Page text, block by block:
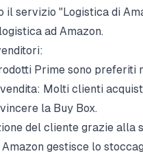
il servizio "Logistica di
ad Amazon.
Prime sono preferiti
Molti clienti
la Buy Box.
del cliente grazie alla
gestisce lo